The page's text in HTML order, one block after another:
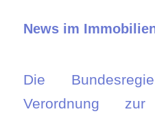
News im
Die
Verordnung